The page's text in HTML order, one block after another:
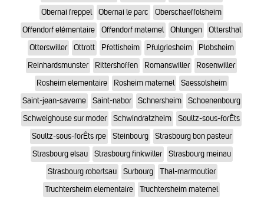
Obernai freppel
Obernai le parc
Oberschaeffolsheim
Offendorf elémentaire
Offendorf maternel Ohlungen
Ottersthal
Otterswiller
Ottrott Pfettisheim Pfulgriesheim
Plobsheim
Reinhardsmunster
Rittershoffen Romanswiller
Rosenwiller
Rosheim elementaire
Rosheim maternel
Saessolsheim
Saint-jean-saverne
Saint-nabor Schnersheim
Schoenenbourg
Schweighouse sur moder
Schwindratzheim
Soultz-sous-forÊts
Soultz-sous-forÊts rpe
Steinbourg
Strasbourg bon pasteur
Strasbourg elsau
Strasbourg finkwiller
Strasbourg meinau
Strasbourg robertsau
Surbourg
Thal-marmoutier
Truchtersheim elementaire
Truchtersheim maternel